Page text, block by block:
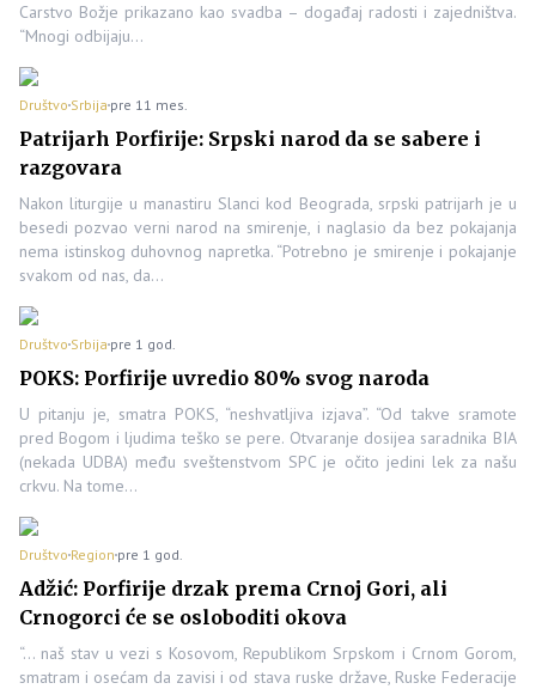
Carstvo Božje prikazano kao svadba – događaj radosti i zajedništva.
“Mnogi odbijaju…
Društvo Srbija pre 11 mes.
Patrijarh Porfirije: Srpski narod da se sabere i
razgovara
Nakon liturgije u manastiru Slanci kod Beograda, srpski patrijarh je u
besedi pozvao verni narod na smirenje, i naglasio da bez pokajanja
nema istinskog duhovnog napretka. “Potrebno je smirenje i pokajanje
svakom od nas, da…
Društvo Srbija pre 1 god.
POKS: Porfirije uvredio 80% svog naroda
U pitanju je, smatra POKS, “neshvatljiva izjava”. “Od takve sramote
pred Bogom i ljudima teško se pere. Otvaranje dosijea saradnika BIA
(nekada UDBA) među sveštenstvom SPC je očito jedini lek za našu
crkvu. Na tome…
Društvo Region pre 1 god.
Adžić: Porfirije drzak prema Crnoj Gori, ali
Crnogorci će se osloboditi okova
“… naš stav u vezi s Kosovom, Republikom Srpskom i Crnom Gorom,
smatram i osećam da zavisi i od stava ruske države, Ruske Federacije